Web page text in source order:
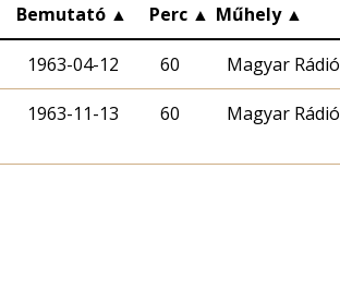
Bemutató ▲ Perc ▲ Műhely ▲
1963-04-12 60 Magyar Rádió
1963-11-13 60 Magyar Rádió